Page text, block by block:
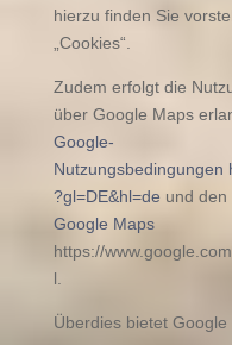
hierzu finden Sie
„Cookies“.
Zudem erfolgt die
über Google Maps
Google-
Nutzungsbedingungen
?gl=DE&hl=de und den
Google Maps
https://
l.
Überdies bietet Google